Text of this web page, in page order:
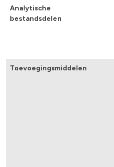
Analytische
bestandsdelen
Toevoegingsmiddelen